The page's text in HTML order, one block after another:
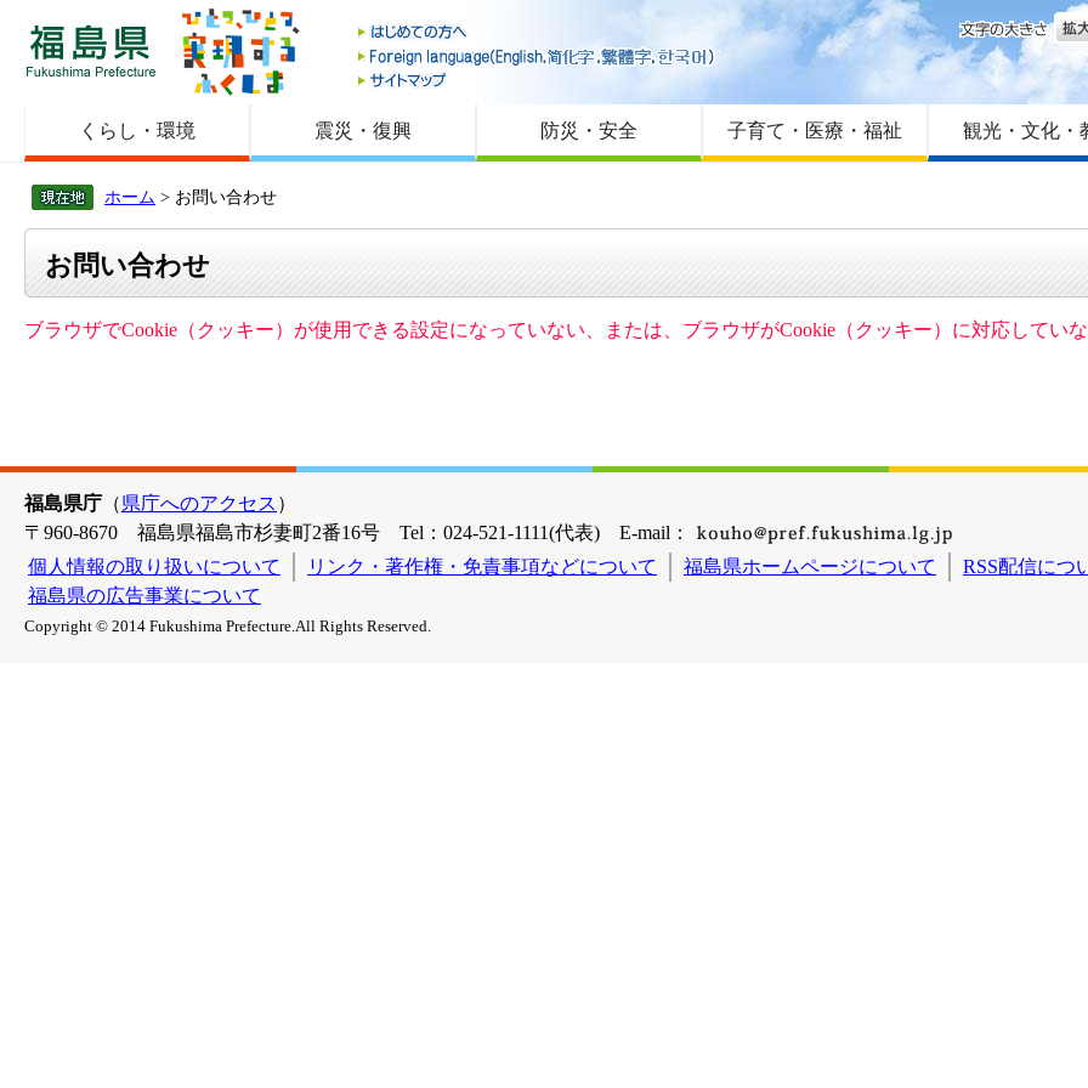
福島県
はじめての方へ
Foreign language
サイトマップ
文字
くらし・環境 震災・復興 防災・安全 子育て・医療・福祉 観光・文化・
ホーム > お問い合わせ
お問い合わせ
ブラウザでCookie（クッキー）が使用できる設定になっていない、または、ブラウザがCookie（クッキー）に対応してい
福島県庁 （県庁へのアクセス ）
〒960-8670 福島県福島市杉妻町2番16号 Tel：024-521-1111(代表) E-mail：
個人情報の取り扱いについて
リンク・著作権・免責事項などについて 福島県ホームページについて
RSS配信につ
福島県の広告事業について
Copyright © 2014 Fukushima Prefecture.All Rights Reserved.